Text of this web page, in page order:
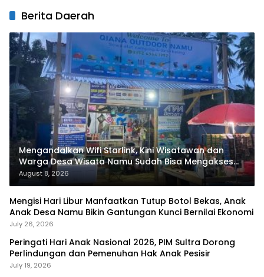
Berita Daerah
Mengandalkan Wifi Starlink, Kini Wisatawan dan
Warga Desa Wisata Namu Sudah Bisa Mengakses
Transaksi Digital
August 8, 2026
Mengisi Hari Libur Manfaatkan Tutup Botol Bekas, Anak
Anak Desa Namu Bikin Gantungan Kunci Bernilai Ekonomi
July 26, 2026
Peringati Hari Anak Nasional 2026, PIM Sultra Dorong
Perlindungan dan Pemenuhan Hak Anak Pesisir
July 19, 2026